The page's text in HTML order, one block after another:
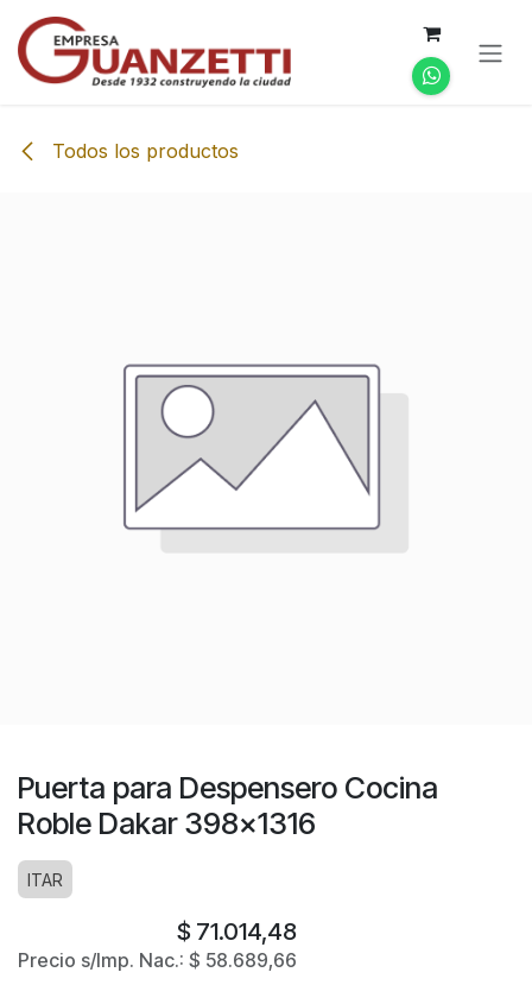
Ir al contenido
Todos los productos
Puerta para Despensero Cocina
Roble Dakar 398x1316
ITAR
$ 71.014,48
Precio s/Imp. Nac.: $ 58.689,66